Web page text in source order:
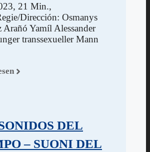
21 Min.,
Dirección: Osmanys
Arañó Yamíl Alessander
transsexueller Mann
DEL
– SUONI DEL